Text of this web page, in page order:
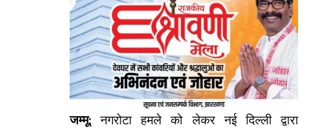
जम्मू: नगरोटा हमले को लेकर नई दिल्ली द्वारा